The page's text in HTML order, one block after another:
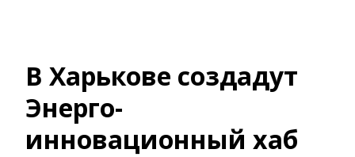
В Харькове создадут
Энерго-
инновационный хаб